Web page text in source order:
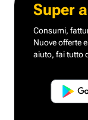
Super
Consumi,
Nuove offerte
aiuto, fai tutto